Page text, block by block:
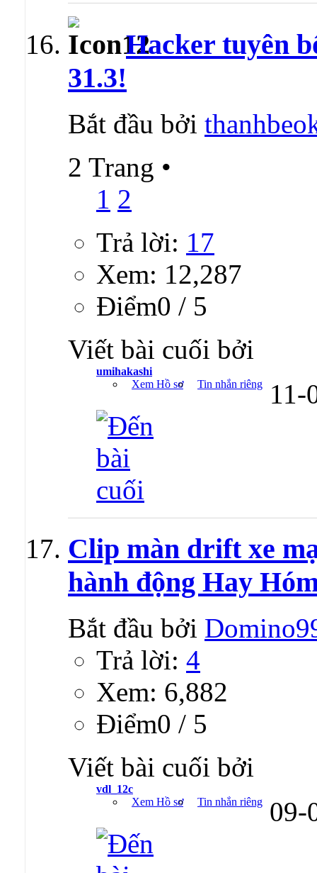
Hacker tuyên
31.3!
Bắt đầu bởi
2 Trang •
1 2
Trả lời: 17
Xem: 12,287
Ðiểm0 / 5
Viết bài cuối bởi
umihakashi
Xem Hồ sơ
Tin nhắn riêng 11-
Clip màn drift xe
hành động Hay
Bắt đầu bởi
Trả lời: 4
Xem: 6,882
Ðiểm0 / 5
Viết bài cuối bởi
vdl_12c
Xem Hồ sơ
Tin nhắn riêng 09-